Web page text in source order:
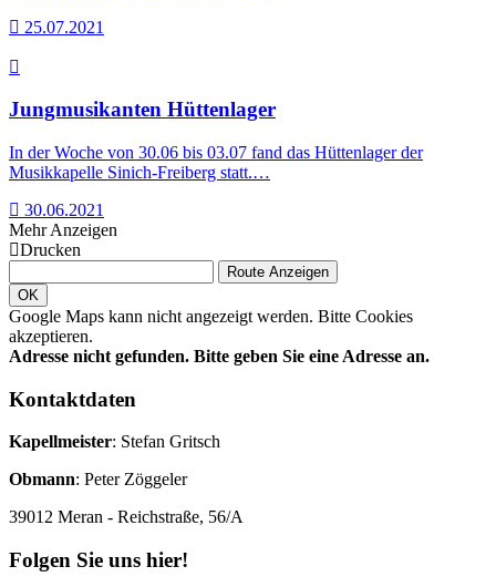
25.07.2021
Jungmusikanten Hüttenlager
In der Woche von 30.06 bis 03.07 fand das Hüttenlager der
Musikkapelle Sinich-Freiberg statt.…
30.06.2021
Mehr Anzeigen
Drucken
Route Anzeigen
OK
Google Maps kann nicht angezeigt werden. Bitte Cookies
akzeptieren.
Adresse nicht gefunden. Bitte geben Sie eine Adresse an.
Kontaktdaten
Kapellmeister: Stefan Gritsch
Obmann: Peter Zöggeler
39012 Meran - Reichstraße, 56/A
Folgen Sie uns hier!